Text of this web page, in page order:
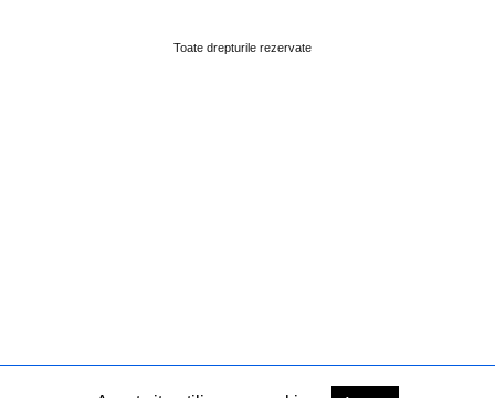
Toate drepturile rezervate